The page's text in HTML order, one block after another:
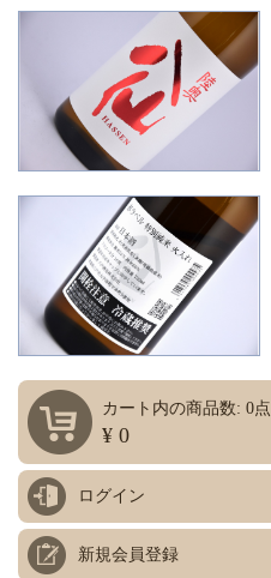
カート内の商品数: 0点
¥ 0
ログイン
新規会員登録